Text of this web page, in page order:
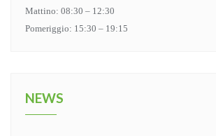
Mattino: 08:30 – 12:30
Pomeriggio: 15:30 – 19:15
NEWS